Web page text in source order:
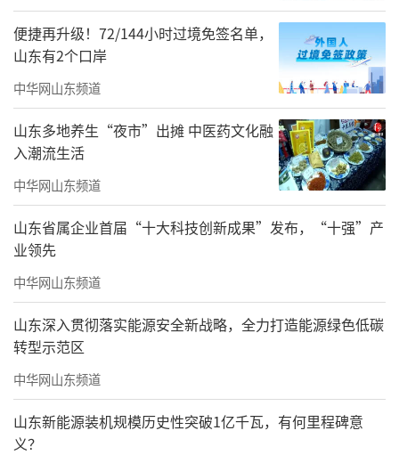
便捷再升级！72/144小时过境免签名单，
山东有2个口岸
中华网山东频道
山东多地养生“夜市”出摊 中医药文化融
入潮流生活
中华网山东频道
山东省属企业首届“十大科技创新成果”发布，“十强”产
业领先
中华网山东频道
山东深入贯彻落实能源安全新战略，全力打造能源绿色低碳
转型示范区
中华网山东频道
山东新能源装机规模历史性突破1亿千瓦，有何里程碑意
义？